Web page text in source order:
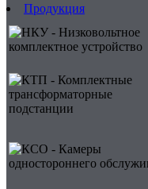
Продукция